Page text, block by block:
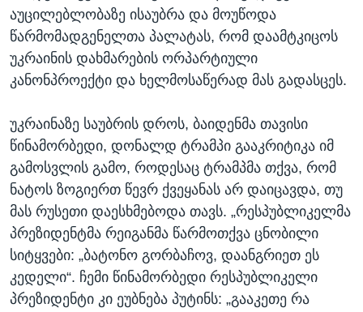
აუცილებლობაზე ისაუბრა და მოუწოდა
წარმომადგენელთა პალატას, რომ დაამტკიცოს
უკრაინის დახმარების ორპარტიული
კანონპროექტი და ხელმოსაწერად მას გადასცეს.
უკრაინაზე საუბრის დროს, ბაიდენმა თავისი
წინამორბედი, დონალდ ტრამპი გააკრიტიკა იმ
გამოსვლის გამო, როდესაც ტრამპმა თქვა, რომ
ნატოს ზოგიერთ წევრ ქვეყანას არ დაიცავდა, თუ
მას რუსეთი დაესხმებოდა თავს. „რესპუბლიკელმა
პრეზიდენტმა რეიგანმა წარმოთქვა ცნობილი
სიტყვები: „ბატონო გორბაჩოვ, დაანგრიეთ ეს
კედელი“. ჩემი წინამორბედი რესპუბლიკელი
პრეზიდენტი კი ეუბნება პუტინს: „გააკეთე რა